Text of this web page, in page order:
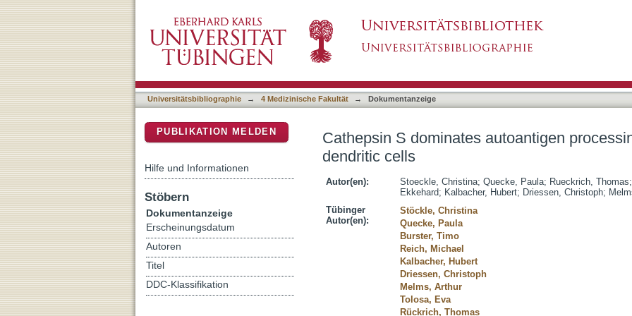
Universitätsbibliographie → 4 Medizinische Fakultät → Dokumentanzeige
Cathepsin S dominates autoantigen
dendritic cells
Autor(en): Stoeckle, Christina; Quecke, Paula; Rueckrich, Thomas
Ekkehard; Kalbacher, Hubert; Driessen, Christoph;
Tübinger
Autor(en):
Stöckle, Christina
Quecke, Paula
Burster, Timo
Reich, Michael
Kalbacher, Hubert
Driessen, Christoph
Melms, Arthur
Tolosa, Eva
Rückrich, Thomas
PUBLIKATION MELDEN
Hilfe und Informationen
Stöbern
Dokumentanzeige
Erscheinungsdatum
Autoren
Titel
DDC-Klassifikation